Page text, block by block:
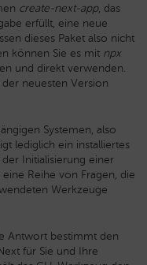
create-next-app, das
erfüllt, eine neue
dieses Paket also nicht
können Sie es mit npx
und direkt verwenden.
neuesten Version
Systemen, also
lediglich ein installiertes
Initialisierung einer
eine Reihe von Fragen, die
Werkzeuge
Antwort bestimmt den
für Sie und Ihre